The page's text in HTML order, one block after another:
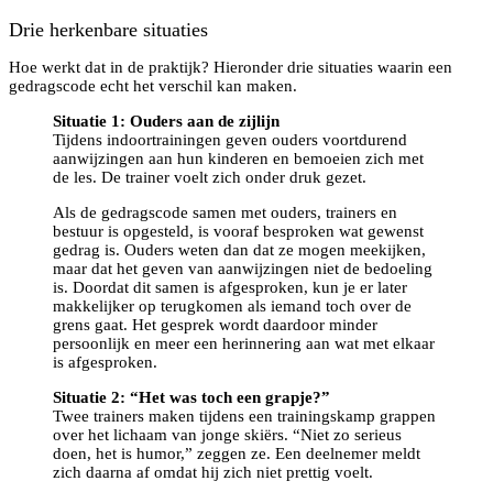
Drie herkenbare situaties
Hoe werkt dat in de praktijk? Hieronder drie situaties waarin een
gedragscode echt het verschil kan maken.
Situatie 1: Ouders aan de zijlijn
Tijdens indoortrainingen geven ouders voortdurend
aanwijzingen aan hun kinderen en bemoeien zich met
de les. De trainer voelt zich onder druk gezet.
Als de gedragscode samen met ouders, trainers en
bestuur is opgesteld, is vooraf besproken wat gewenst
gedrag is. Ouders weten dan dat ze mogen meekijken,
maar dat het geven van aanwijzingen niet de bedoeling
is. Doordat dit samen is afgesproken, kun je er later
makkelijker op terugkomen als iemand toch over de
grens gaat. Het gesprek wordt daardoor minder
persoonlijk en meer een herinnering aan wat met elkaar
is afgesproken.
Situatie 2: “Het was toch een grapje?”
Twee trainers maken tijdens een trainingskamp grappen
over het lichaam van jonge skiërs. “Niet zo serieus
doen, het is humor,” zeggen ze. Een deelnemer meldt
zich daarna af omdat hij zich niet prettig voelt.